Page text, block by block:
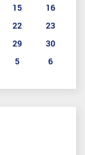
15
16
22
23
29
30
5 6